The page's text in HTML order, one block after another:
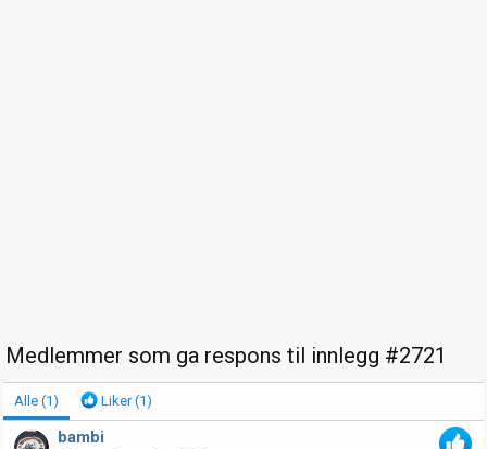
Medlemmer som ga respons til innlegg #2721
Alle (1) Liker(1)
bambi